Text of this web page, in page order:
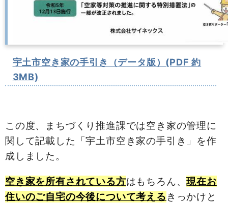
宇土市空き家の手引き（データ版）(PDF 約
3MB)
この度、まちづくり推進課では空き家の管理に
関して記載した「宇土市空き家の手引き」を作
成しました。
空き家を所有されている方はもちろん、現在お
住いのご自宅の今後について考える きっかけと